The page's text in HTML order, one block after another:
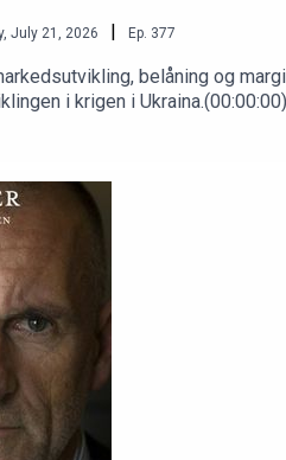
July 21, 2026 | Ep. 377
belåning og
i krigen i
og amerikanske
og kritisk